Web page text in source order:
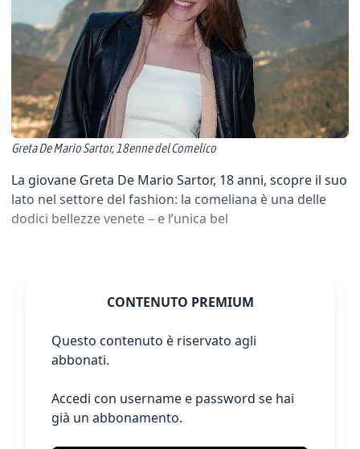
Greta De Mario Sartor, 18enne del Comelico
La giovane Greta De Mario Sartor, 18 anni, scopre il suo
lato nel settore del fashion: la comeliana è una delle
dodici bellezze venete – e l’unica bel
CONTENUTO PREMIUM
Questo contenuto è riservato agli
abbonati.
Accedi con username e password se hai
già un abbonamento.